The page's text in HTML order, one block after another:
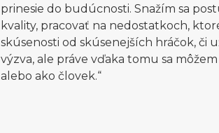
prinesie do budúcnosti. Snažím sa
kvality, pracovať na nedostatkoch,
skúsenosti od skúsenejších hráčok, či
výzva, ale práve vďaka tomu sa
alebo ako človek.“